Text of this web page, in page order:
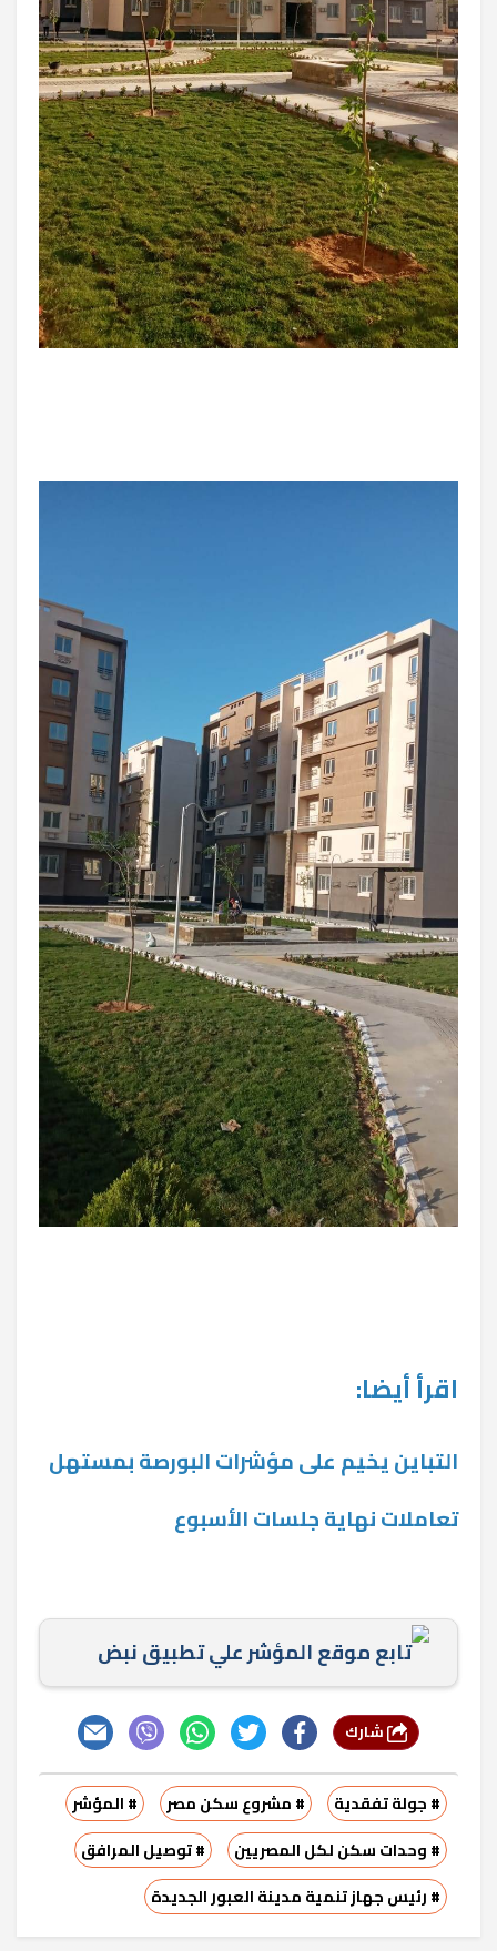
اقرأ أيضا:
التباين يخيم على مؤشرات البورصة بمستهل
تعاملات نهاية جلسات الأسبوع
تابع موقع المؤشر علي تطبيق نبض
# جولة تفقدية # مشروع سكن مصر
# المؤشر
# وحدات سكن لكل المصريين
# توصيل المرافق
# رئيس جهاز تنمية مدينة العبور الجديدة